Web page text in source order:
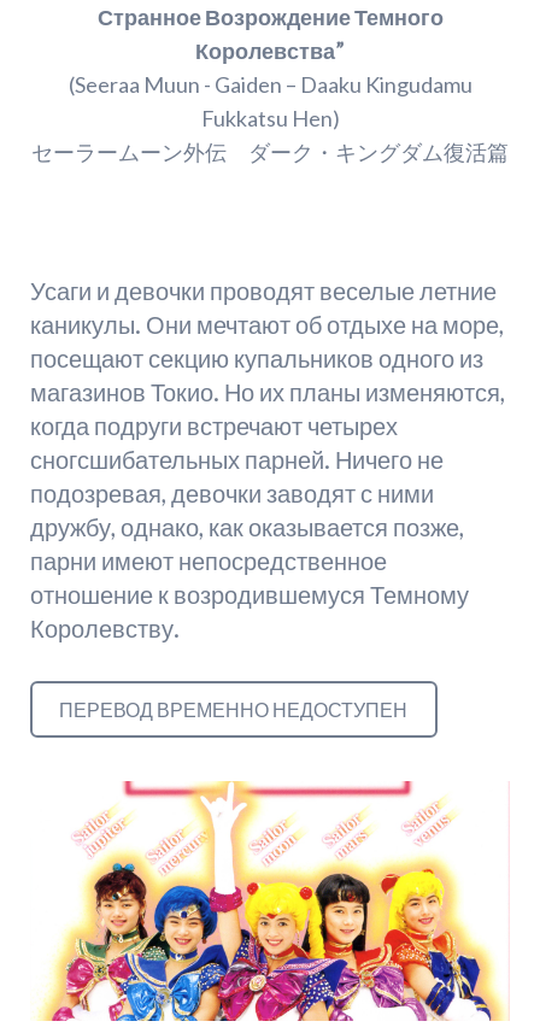
Странное Возрождение Темного
Королевства”
(Seeraa Muun - Gaiden – Daaku Kingudamu
Fukkatsu Hen)
セーラームーン外伝 ダーク・キングダム復活篇
Усаги и девочки проводят веселые летние
каникулы. Они мечтают об отдыхе на море,
посещают секцию купальников одного из
магазинов Токио. Но их планы изменяются,
когда подруги встречают четырех
сногсшибательных парней. Ничего не
подозревая, девочки заводят с ними
дружбу, однако, как оказывается позже,
парни имеют непосредственное
отношение к возродившемуся Темному
Королевству.
ПЕРЕВОД ВРЕМЕННО НЕДОСТУПЕН